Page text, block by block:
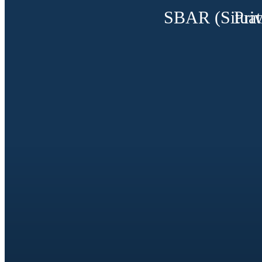
SBAR